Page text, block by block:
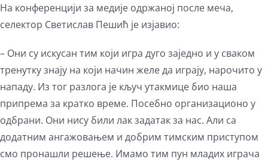
На конференцији за медије одржаној после меча,
селектор Светислав Пешић је изјавио:
– Они су искусан тим који игра дуго заједно и у сваком
тренутку знају на који начин желе да играју, нарочито у
нападу. Из тог разлога је кључ утакмице био наша
припрема за кратко време. Посебно организационо у
одбрани. Они нису били лак задатак за нас. Али са
додатним ангажовањем и добрим тимским приступом
смо пронашли решење. Имамо тим пун младих играча